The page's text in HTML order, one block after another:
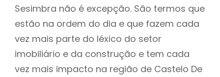
Sesimbra não é excepção. São termos que
estão na ordem do dia e que fazem cada
vez mais parte do léxico do setor
imobiliário e da construção e tem cada
vez mais impacto na região de Castelo De